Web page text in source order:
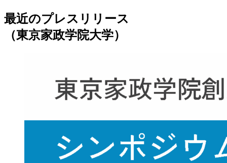
最近のプレスリリース
（東京家政学院大学）